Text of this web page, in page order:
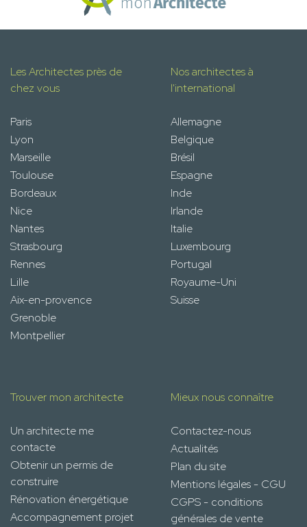
Les Architectes près de
chez vous
Paris
Lyon
Marseille
Toulouse
Bordeaux
Nice
Nantes
Strasbourg
Rennes
Lille
Aix-en-provence
Grenoble
Montpellier
Nos architectes à
l'international
Allemagne
Belgique
Brésil
Espagne
Inde
Irlande
Italie
Luxembourg
Portugal
Royaume-Uni
Suisse
Trouver mon architecte
Un architecte me
contacte
Obtenir un permis de
construire
Rénovation énergétique
Accompagnement projet
Mieux nous connaître
Contactez-nous
Actualités
Plan du site
Mentions légales - CGU
CGPS - conditions
générales de vente